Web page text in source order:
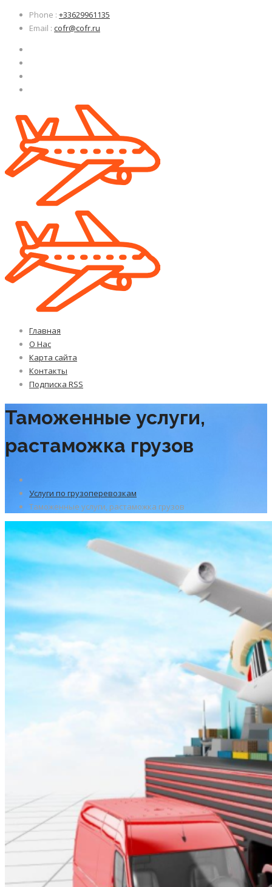
Phone : +33629961135
Email : cofr@cofr.ru
Главная
О Нас
Карта сайта
Контакты
Подписка RSS
Таможенные услуги,
растаможка грузов
Услуги по грузоперевозкам
Таможенные услуги, растаможка грузов